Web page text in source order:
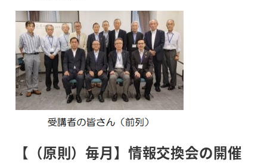
【（原則）毎月】情報交換会の開催